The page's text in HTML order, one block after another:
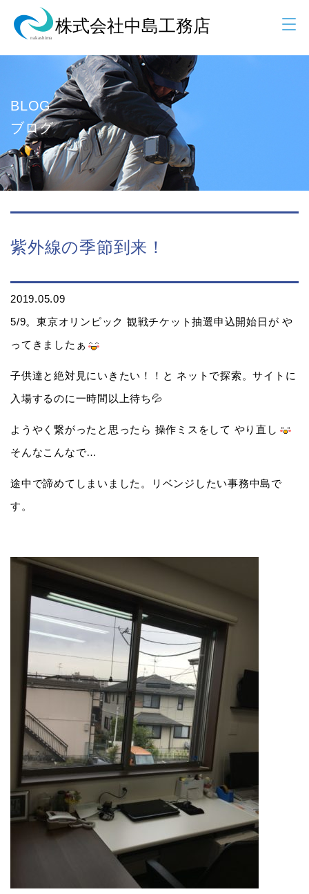
BLOG
ブログ
紫外線の季節到来！
2019.05.09
5/9。東京オリンピック 観戦チケット抽選申込開始日が や
ってきましたぁ
子供達と絶対見にいきたい！！と ネットで探索。サイトに
入場するのに一時間以上待ち💦
ようやく繋がったと思ったら 操作ミスをして やり直し
そんなこんなで…
途中で諦めてしまいました。リベンジしたい事務中島で
す。